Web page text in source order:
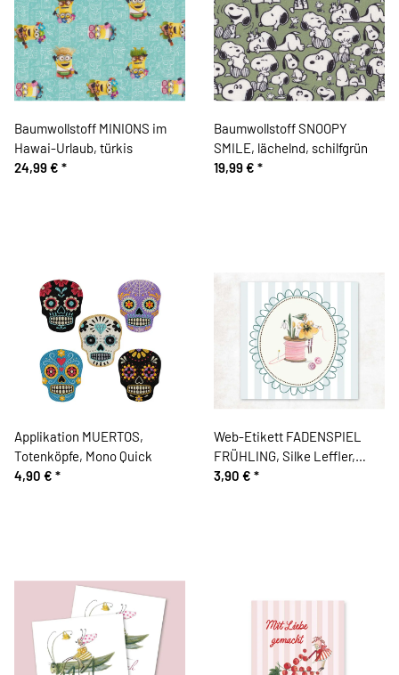
Baumwollstoff MINIONS im
Hawai-Urlaub, türkis
24,99 € *
Baumwollstoff SNOOPY
SMILE, lächelnd, schilfgrün
19,99 € *
Applikation MUERTOS,
Totenköpfe, Mono Quick
4,90 € *
Web-Etikett FADENSPIEL
FRÜHLING, Silke Leffler,
Acufactum
3,90 € *